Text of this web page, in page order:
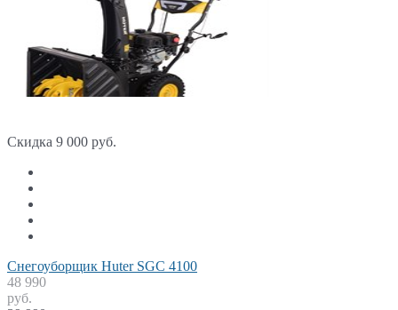
Скидка 9 000 руб.
Снегоуборщик Huter SGC 4100
48 990
руб.